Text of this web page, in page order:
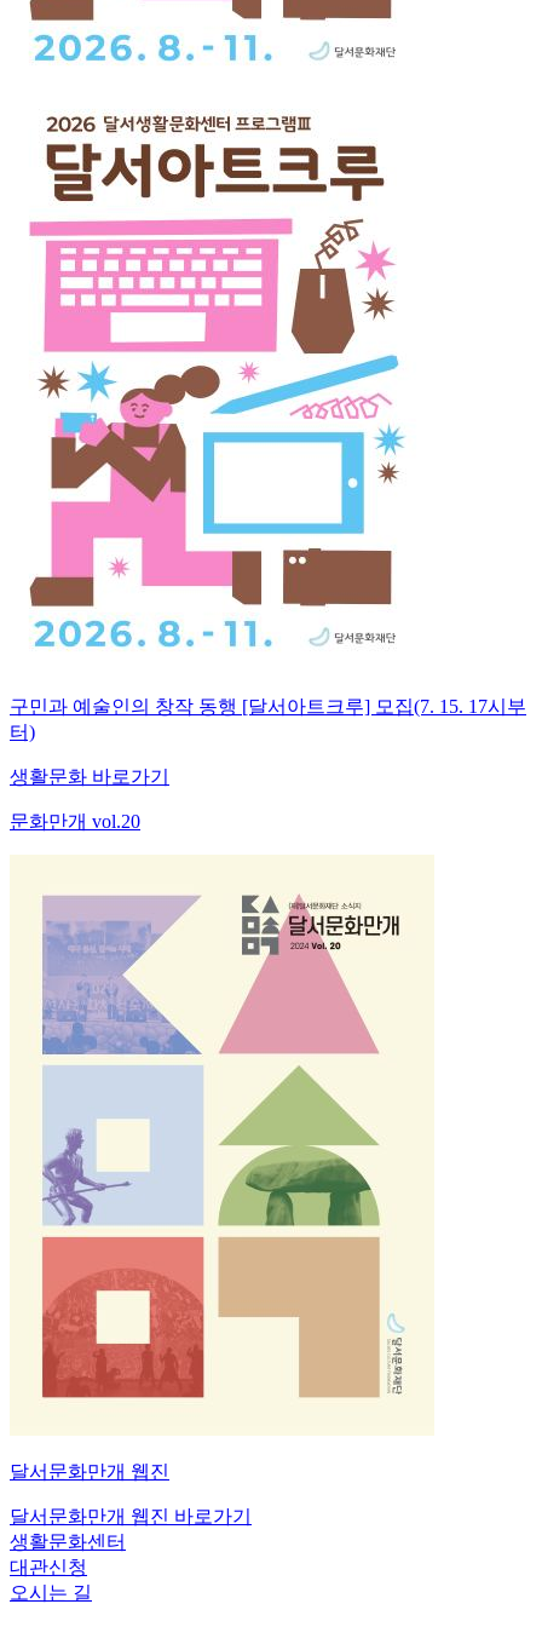
구민과 예술인의 창작 동행 [달서아트크루] 모집(7. 15. 17시부
터)
생활문화 바로가기
문화만개 vol.20
달서문화만개 웹진
달서문화만개 웹진 바로가기
생활문화센터
대관신청
오시는 길